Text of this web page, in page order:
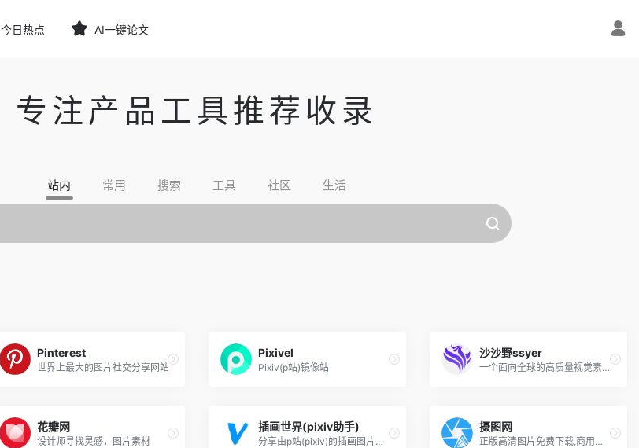
今日热点 AI一键论文
专注产品工具推荐收录
站内 常用 搜索 工具 社区 生活
Pinterest
世界上最大的图片社交分享网站
Pixivel
Pixiv(p站)镜像站
沙沙野ssyer
一个面向全球的高质量视觉素材平台，拥有百万素材
花瓣网
设计师寻找灵感，图片素材
插画世界(pixiv助手)
分享由p站(pixiv)的插画图片、游戏原画等作品
摄图网
正版高清图片免费下载,商用设计素材图库